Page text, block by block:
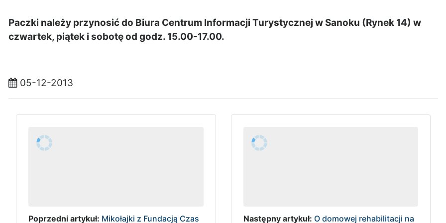
Paczki należy przynosić do Biura Centrum Informacji Turystycznej w Sanoku (Rynek 14) w
czwartek, piątek i sobotę od godz. 15.00-17.00.
05-12-2013
Poprzedni artykuł: Mikołajki z Fundacją Czas
Następny artykuł: O domowej rehabilitacji na